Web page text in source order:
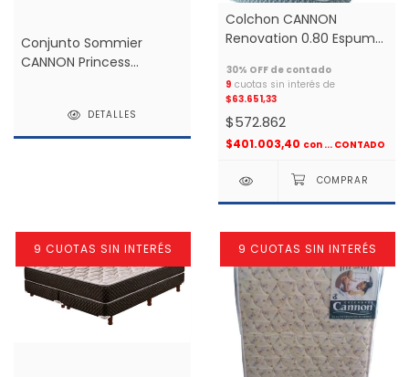
Conjunto Sommier
CANNON Princess
DETALLES
Colchon CANNON
Renovation 0.80 Espuma
9 cuotas sin interés de
$63.651,33
$572.862
$401.003,40 con ... CONTADO
9 CUOTAS SIN INTERÉS 9 CUOTAS SIN INTERÉS